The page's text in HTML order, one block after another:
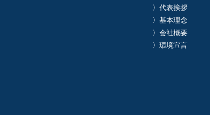
〉代表挨拶
〉基本理念
〉会社概要
〉環境宣言